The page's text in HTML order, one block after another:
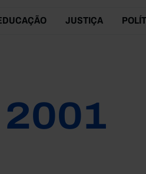
JUSTIÇA